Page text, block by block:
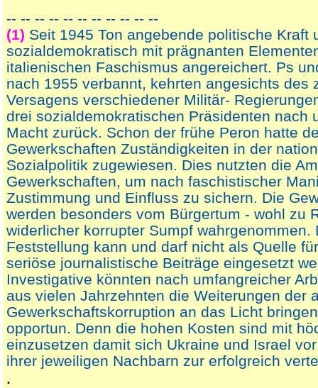
-- -- -- -- -- -- -- -- -- -- --
(1) Seit 1945 Ton angebende politische Kraft
sozialdemokratisch mit prägnanten
italienischen Faschismus angereichert. Ps
nach 1955 verbannt, kehrten angesichts des
Versagens verschiedener Militär-
drei sozialdemokratischen Präsidenten nach
Macht zurück. Schon der frühe Peron hatte
Gewerkschaften Zuständigkeiten in der
Sozialpolitik zugewiesen. Dies nutzten die
Gewerkschaften, um nach faschistischer
Zustimmung und Einfluss zu sichern. Die
werden besonders vom Bürgertum - wohl zu
widerlicher korrupter Sumpf wahrgenommen.
Feststellung kann und darf nicht als Quelle
seriöse journalistische Beiträge eingesetzt
Investigative könnten nach umfangreicher
aus vielen Jahrzehnten die Weiterungen der
Gewerkschaftskorruption an das Licht
opportun. Denn die hohen Kosten sind mit
einzusetzen damit sich Ukraine und Israel
ihrer jeweiligen Nachbarn zur erfolgreich
.